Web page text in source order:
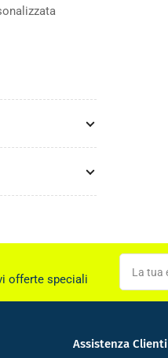
offerte speciali
La
tua
email
Assistenza Clienti